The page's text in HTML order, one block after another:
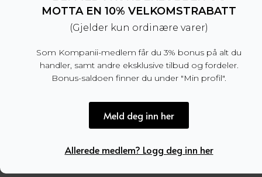
– Avslappet passform, vi anbefaler å velge din
normale størrelse.
– 80% dun, 20% fjær
Dette produktet er for tiden utsolgt og
MOTTA EN 10% VELKOMSTRABATT
(Gjelder kun ordinære varer)
Som Kompanii-medlem får du 3% bonus på alt du
handler, samt andre eksklusive tilbud og fordeler.
Bonus-saldoen finner du under "Min profil".
Meld deg inn her
Allerede medlem? Logg deg inn her